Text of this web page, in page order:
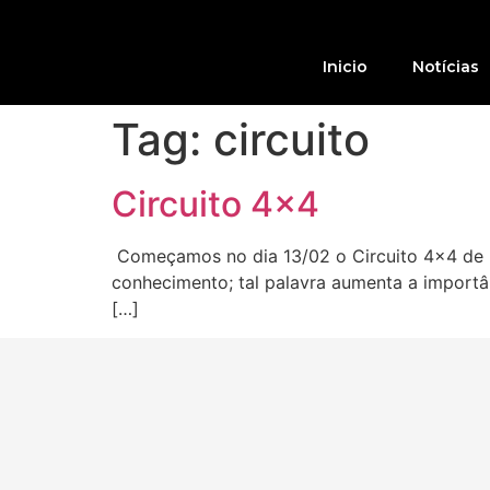
Inicio Notícias
Tag: circuito
Circuito 4×4
Começamos no dia 13/02 o Circuito 4×4
conhecimento; tal palavra aumenta a
[…]